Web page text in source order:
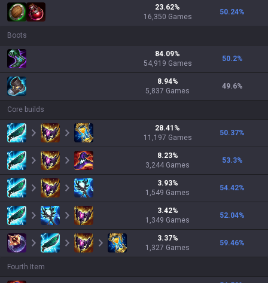
23.62%
16,350 Games
50.24%
Boots
84.09%
54,919 Games
50.2%
8.94%
5,837 Games
49.6%
Core builds
28.41 %
11,197 Games
50.37%
8.23%
3,244 Games
53.3%
3.93%
1,549 Games
54.42%
3.42%
1,349 Games
52.04%
3.37%
1,327 Games
59.46%
Fourth Item